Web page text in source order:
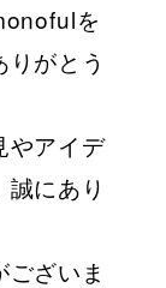
を
がとう
やアイデ
にあり
ざいま